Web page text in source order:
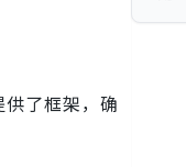
了框架，确